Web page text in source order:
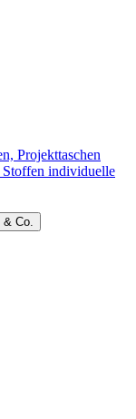
Projekttaschen
Stoffen individuelle
& Co.